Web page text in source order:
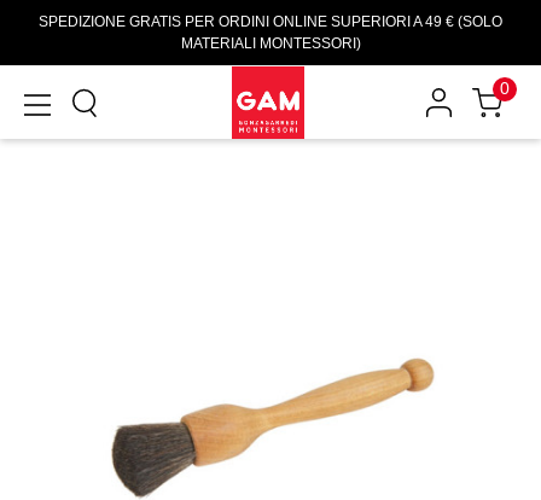
SPEDIZIONE GRATIS PER ORDINI ONLINE SUPERIORI A 49 € (SOLO
MATERIALI MONTESSORI)
0